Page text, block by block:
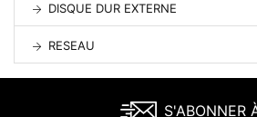
DISQUE DUR EXTERNE
RESEAU
S'ABONNER